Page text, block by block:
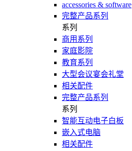
accessories & software
完整产品系列
系列
商用系列
家庭影院
教育系列
大型会议宴会礼堂
相关配件
完整产品系列
系列
智能互动电子白板
嵌入式电脑
相关配件